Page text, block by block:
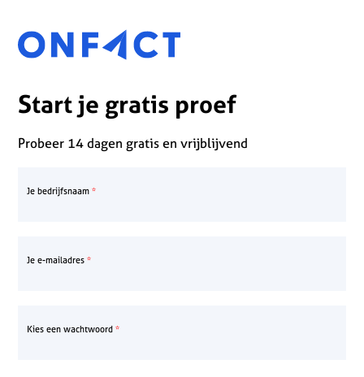
Start je gratis proef
Probeer 14 dagen gratis en vrijblijvend
Je bedrijfsnaam
Je e-mailadres
Kies een wachtwoord